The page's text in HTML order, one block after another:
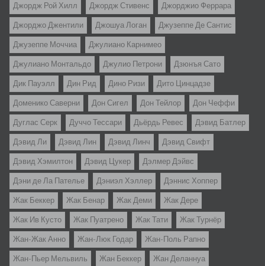
Джордж Рой Хилл Джордж Стивенс Джорджио Феррара
Джорджо Джентили Джошуа Логан Джузеппе Де Сантис
Джузеппе Моччиа Джулиано Карнимео
Джулиано Монтальдо Джулио Петрони Дзюнъя Сато
Дик Пауэлл Дин Рид Дино Ризи Дито Цинцадзе
Доменико Саверни Дон Сигел Дон Тейлор Дон Чеффи
Дуглас Серк Дуччо Тессари Дьёрдь Ревес Дэвид Батлер
Дэвид Ли Дэвид Лин Дэвид Линч Дэвид Свифт
Дэвид Хэмилтон Дэвид Цукер Дэлмер Дэйвс
Дэни де Ла Пателье Дэниэл Хэллер Дэннис Хоппер
Жак Беккер Жак Бенар Жак Деми Жак Дере
Жак Ив Кусто Жак Пуатрено Жак Тати Жак Турнёр
Жан-Жак Анно Жан-Люк Годар Жан-Поль Рапно
Жан-Пьер Мельвиль Жан Беккер Жан Деланнуа